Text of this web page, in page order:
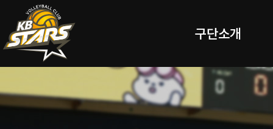
구단소개